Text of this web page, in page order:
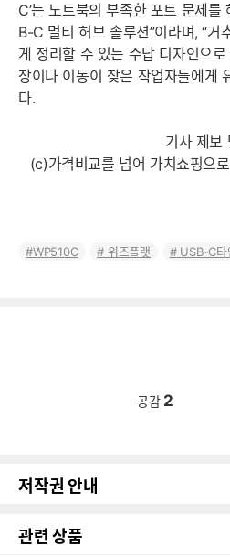
C’는 노트북의 부족한 포트 문제
B-C 멀티 허브 솔루션”이라며, “거
게 정리할 수 있는 수납 디자인으
장이나 이동이 잦은 작업자들에게
다.
기사 제보
(c)가격비교를 넘어 가치쇼핑으
WP510C 위즈플랫 USB-C타
공감 2
저작권 안내
관련 상품